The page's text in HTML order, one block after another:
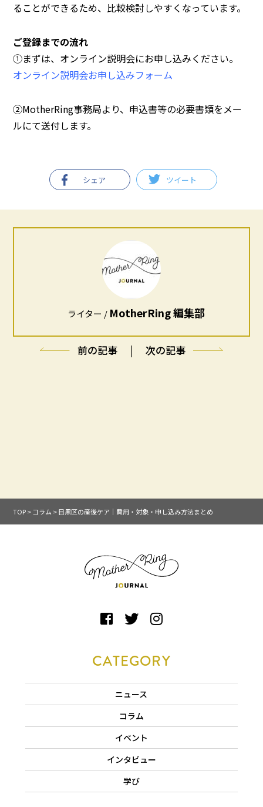
ることができるため、比較検討しやすくなっています。
ご登録までの流れ
①まずは、オンライン説明会にお申し込みください。
オンライン説明会お申し込みフォーム
②MotherRing事務局より、申込書等の必要書類をメー
ルにて送付します。
シェア ツイート
ライター / MotherRing 編集部
前の記事 | 次の記事
TOP>コラム >目黒区の産後ケア｜費用・対象・申し込み方法まとめ
CATEGORY
ニュース
コラム
イベント
インタビュー
学び